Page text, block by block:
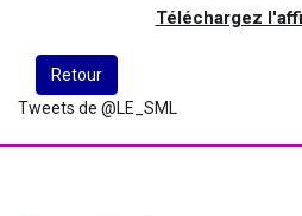
Téléchargez
Retour
Tweets de @LE_SML